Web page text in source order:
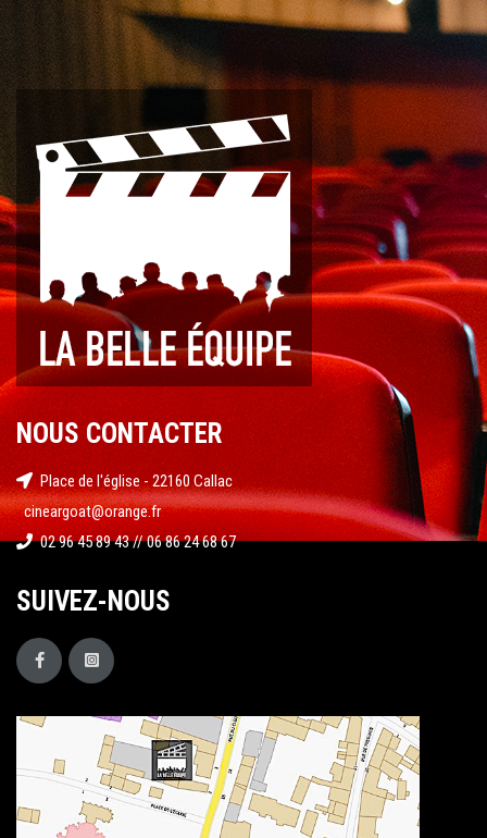
NOUS CONTACTER
Place de l'église - 22160 Callac
cineargoat@orange.fr
02 96 45 89 43 // 06 86 24 68 67
SUIVEZ-NOUS